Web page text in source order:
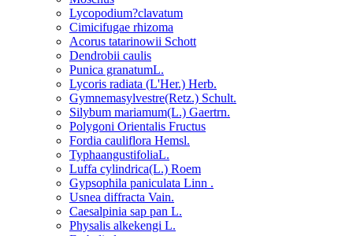
Lycopodium?clavatum
Cimicifugae rhizoma
Acorus tatarinowii Schott
Dendrobii caulis
Punica granatumL.
Lycoris radiata (L'Her.) Herb.
Gymnemasylvestre(Retz.) Schult.
Silybum mariamum(L.) Gaertrn.
Polygoni Orientalis Fructus
Fordia cauliflora Hemsl.
TyphaangustifoliaL.
Luffa cylindrica(L.) Roem
Gypsophila paniculata Linn .
Usnea diffracta Vain.
Caesalpinia sap pan L.
Physalis alkekengi L.